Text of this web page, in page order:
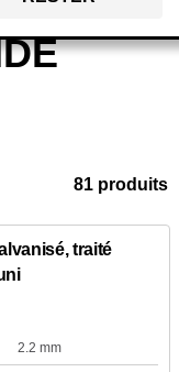
81 produits
traité
2.2 mm